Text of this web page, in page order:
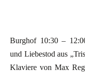
Burghof 10:30 – 12:00 Uhr RICHARD WAGNER Vorspiel
und Liebestod aus
Klaviere von Max